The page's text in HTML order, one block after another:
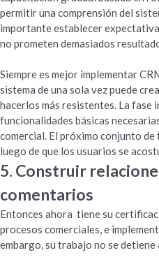
permitir una comprensión del
importante establecer
no prometen demasiados
Siempre es mejor implementar
sistema de una sola vez puede
hacerlos más resistentes. La fase
funcionalidades básicas
comercial. El próximo conjunto
luego de que los usuarios se
5. Construir
comentarios
Entonces ahora tiene su
procesos comerciales, e
embargo, su trabajo no se detiene